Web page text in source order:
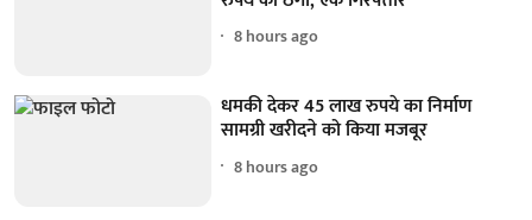
8 hours ago
धमकी देकर 45 लाख रुपये का निर्माण
सामग्री खरीदने को किया मजबूर
8 hours ago